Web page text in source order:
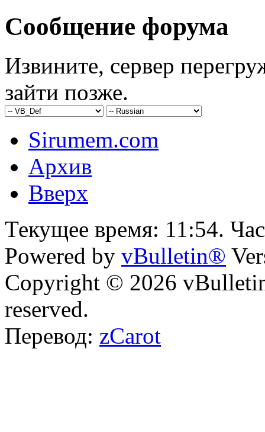
Сообщение форума
Извините, сервер
зайти позже.
Sirumem.com
Архив
Вверх
Текущее время: 11:54.
Powered by vBulletin®
Copyright © 2026
reserved.
Перевод: zCarot